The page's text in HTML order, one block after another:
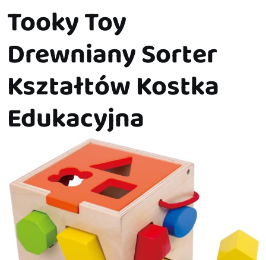
Tooky Toy
Drewniany Sorter
Kształtów Kostka
Edukacyjna